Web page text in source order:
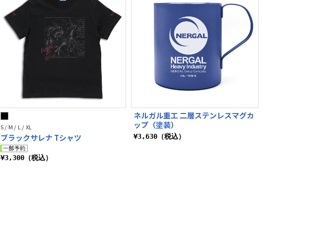
S / M / L / XL
ブラックサレナ Tシャツ
¥3,300（税込）
ネルガル重工 二層ステンレスマグカ
ップ（塗装）
¥3,630（税込）